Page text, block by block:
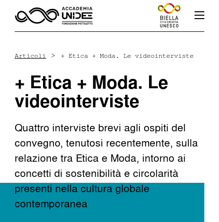
Fb In Yt
L’accademia
Corsi
Docenti
Articoli > + Etica + Moda. Le videointerviste
+ Etica + Moda. Le
videointerviste
Quattro interviste brevi agli ospiti del
convegno, tenutosi recentemente, sulla
relazione tra Etica e Moda, intorno ai
concetti di sostenibilità e circolarità
presenti nella cultura globale
contemporanea